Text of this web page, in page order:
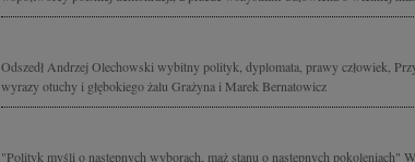
Odszedł Andrzej Olechowski wybitny polityk, dyplomata, prawy człowiek,
wyrazy otuchy i głębokiego żalu Grażyna i Marek Bernatowicz
"Polityk myśli o następnych wyborach, mąż stanu o następnych pokoleniach"